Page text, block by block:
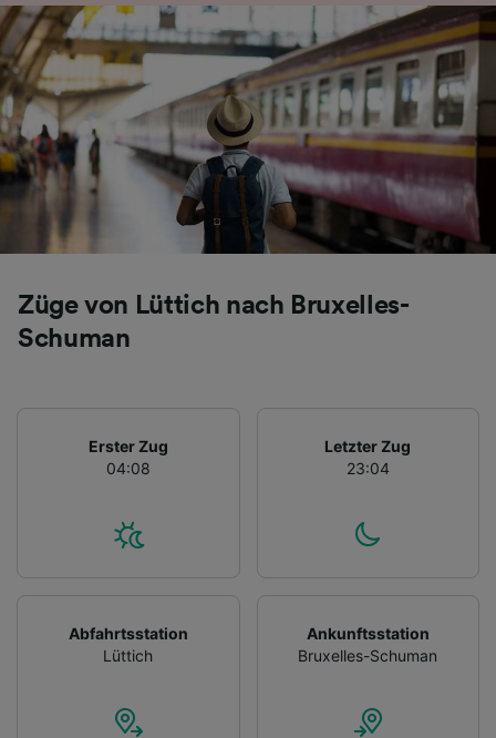
Züge von Lüttich nach Bruxelles-
Schuman
Erster Zug
04:08
Letzter Zug
23:04
Abfahrtsstation
Lüttich
Ankunftsstation
Bruxelles-Schuman
Verwendung genauer Standortdaten.
Endgeräteeigenschaften zur Identifikation
aktiv abfragen. Speichern von oder Zugriff auf
Informationen auf einem Endgerät.
Personalisierte Werbung und Inhalte, Messung
von Werbeleistung und der Performance von
Inhalten, Zielgruppenforschung sowie
Entwicklung und Verbesserung von
Angeboten.
Liste der Partner (Lieferanten)